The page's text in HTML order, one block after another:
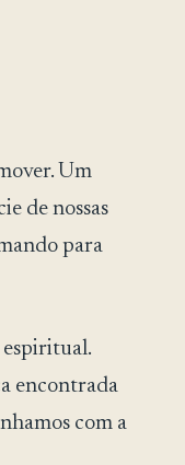
Um
de nossas
para
espiritual.
encontrada
com a